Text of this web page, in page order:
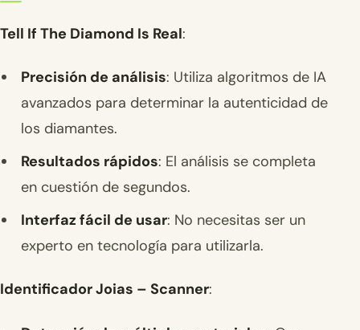
Tell If The Diamond Is Real:
Precisión de análisis: Utiliza algoritmos de IA
avanzados para determinar la autenticidad de
los diamantes.
Resultados rápidos: El análisis se completa
en cuestión de segundos.
Interfaz fácil de usar: No necesitas ser un
experto en tecnología para utilizarla.
Identificador Joias – Scanner: